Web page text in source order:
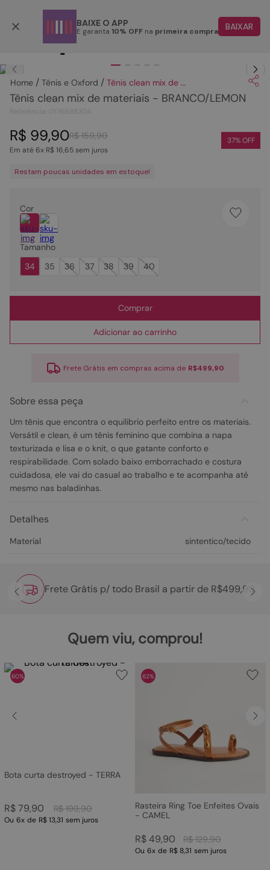
BAIXE O APP
E garanta 10% OFF na primeira compra BAIXAR
Tênis e Oxford Tênis clean mix de materiais - BRANCO/LEMON
Tênis clean mix de materiais - BRANCO/LEMON
R$ 159,90
R$ 99,90
Em até6x R$16,65sem juros
37% OFF
Restam poucas unidades em estoque!
Cor
Tamanho
34
35 36 37 38 39 40
Comprar
Adicionar ao carrinho
Frete Grátis em compras acima de R$499,90
Sobre essa peça
Um tênis que encontra o equilibrio perfeito entre os materiais.
Versátil e clean, é um tênis feminino que combina a napa
texturizada e lisa e o knit, o que gatante conforto e
respirabilidade. Com solado baixo emborrachado e costura
cuidadosa, ele vai do casual ao trabalho e te acompanha até
mesmo nas baladinhas.
Detalhes
Material sintentico/tecido
Frete Grátis p/ todo Brasil a partir de R$499,90
Quem viu, comprou!
60%
Bota curta destroyed - TERRA
R$ 199,90
R$79,90
Ou 6x de R$ 13,31 sem juros
62%
Rasteira Ring Toe Enfeites Ovais
- CAMEL
R$ 129,90
R$49,90
Ou 6x de R$ 8,31 sem juros
1
2º
rasteira
4º
sandalia
5º
bota
6º
tamanco
sapatilha
couro
10º rasteirinhas